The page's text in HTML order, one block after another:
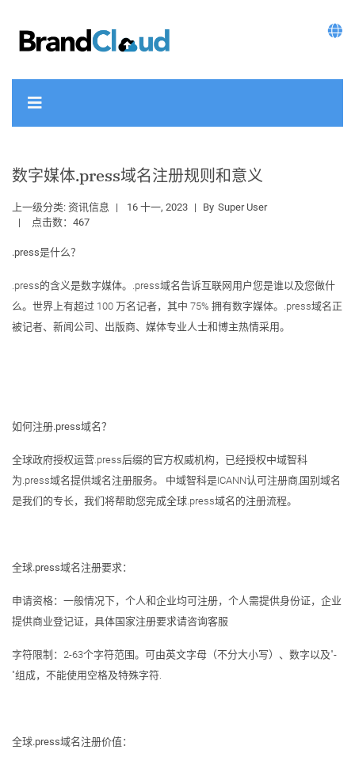
数字媒体.press域名注册规则和意义
上一级分类: 资讯信息 16 十一, 2023 By Super User
点击数：467
.press是什么？
.press的含义是数字媒体。.press域名告诉互联网用户您是谁以及您做什
么。世界上有超过 100 万名记者，其中 75% 拥有数字媒体。.press域名正
被记者、新闻公司、出版商、媒体专业人士和博主热情采用。
如何注册.press域名？
全球政府授权运营.press后缀的官方权威机构，已经授权中域智科
为.press域名提供域名注册服务。 中域智科是ICANN认可注册商,国别域名
是我们的专长，我们将帮助您完成全球.press域名的注册流程。
全球.press域名注册要求：
申请资格：一般情况下，个人和企业均可注册，个人需提供身份证，企业
提供商业登记证，具体国家注册要求请咨询客服
字符限制：2-63个字符范围。可由英文字母（不分大小写）、数字以及"-
"组成，不能使用空格及特殊字符.
全球.press域名注册价值：